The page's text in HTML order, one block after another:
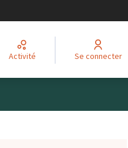
Activité Se connecter